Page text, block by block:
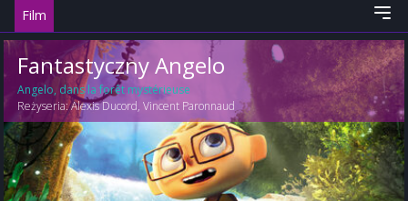
Film
Fantastyczny Angelo
Angelo, dans la forêt mystérieuse
Reżyseria:Alexis Ducord, Vincent Paronnaud